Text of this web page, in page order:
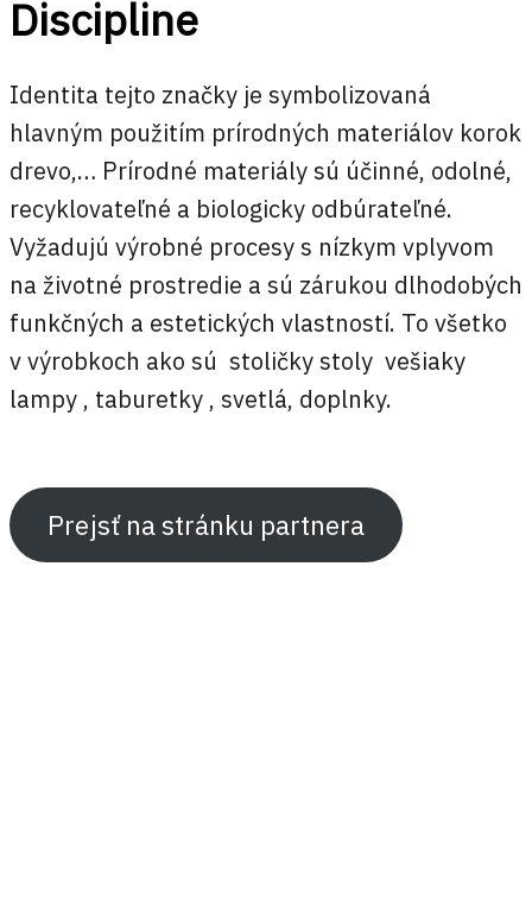
Discipline
Identita tejto značky je symbolizovaná
hlavným použitím prírodných materiálov korok
drevo,… Prírodné materiály sú účinné, odolné,
recyklovateľné a biologicky odbúrateľné.
Vyžadujú výrobné procesy s nízkym vplyvom
na životné prostredie a sú zárukou dlhodobých
funkčných a estetických vlastností. To všetko
v výrobkoch ako sú stoličky stoly vešiaky
lampy , taburetky , svetlá, doplnky.
Prejsť na stránku partnera